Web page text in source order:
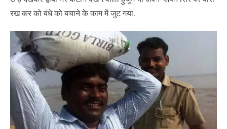
रख कर को बंधे को बचाने के काम में जुट गया.